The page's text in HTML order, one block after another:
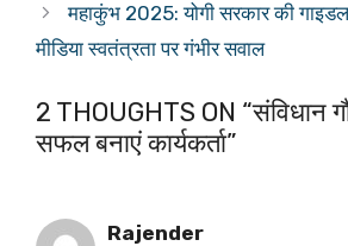
महाकुंभ 2025: योगी सरकार की
मीडिया स्वतंत्रता पर गंभीर सवाल
2 THOUGHTS ON “संविधान
सफल बनाएं कार्यकर्ता”
Rajender